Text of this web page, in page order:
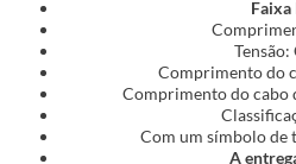
Faixa
Tensão:
Comprimento do
Comprimento do cabo
Com um símbolo de
A